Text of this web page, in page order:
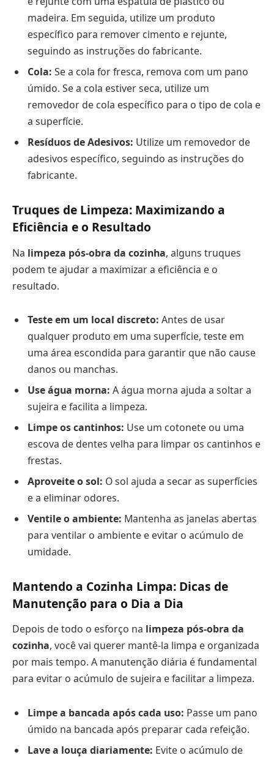
madeira. Em seguida, utilize um produto
específico para remover cimento e rejunte,
seguindo as instruções do fabricante.
Cola: Se a cola for fresca, remova com um pano
úmido. Se a cola estiver seca, utilize um
removedor de cola específico para o tipo de cola e
a superfície.
Resíduos de Adesivos: Utilize um removedor de
adesivos específico, seguindo as instruções do
fabricante.
Truques de Limpeza: Maximizando a
Eficiência e o Resultado
Na limpeza pós-obra da cozinha, alguns truques
podem te ajudar a maximizar a eficiência e o
resultado.
Teste em um local discreto: Antes de usar
qualquer produto em uma superfície, teste em
uma área escondida para garantir que não cause
danos ou manchas.
Use água morna: A água morna ajuda a soltar a
sujeira e facilita a limpeza.
Limpe os cantinhos: Use um cotonete ou uma
escova de dentes velha para limpar os cantinhos e
frestas.
Aproveite o sol: O sol ajuda a secar as superfícies
e a eliminar odores.
Ventile o ambiente: Mantenha as janelas abertas
para ventilar o ambiente e evitar o acúmulo de
umidade.
Mantendo a Cozinha Limpa: Dicas de
Manutenção para o Dia a Dia
Depois de todo o esforço na limpeza pós-obra da
cozinha, você vai querer mantê-la limpa e organizada
por mais tempo. A manutenção diária é fundamental
para evitar o acúmulo de sujeira e facilitar a limpeza.
Limpe a bancada após cada uso: Passe um pano
úmido na bancada após preparar cada refeição.
Lave a louça diariamente: Evite o acúmulo de